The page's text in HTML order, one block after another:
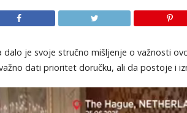
dalo je svoje stručno mišljenje o važnosti
dati prioritet doručku, ali da postoje i